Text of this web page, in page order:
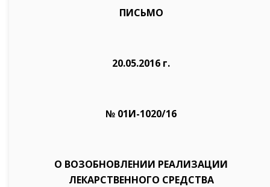
ПИСЬМО
20.05.2016 г.
№ 01И-1020/16
О ВОЗОБНОВЛЕНИИ РЕАЛИЗАЦИИ
ЛЕКАРСТВЕННОГО СРЕДСТВА